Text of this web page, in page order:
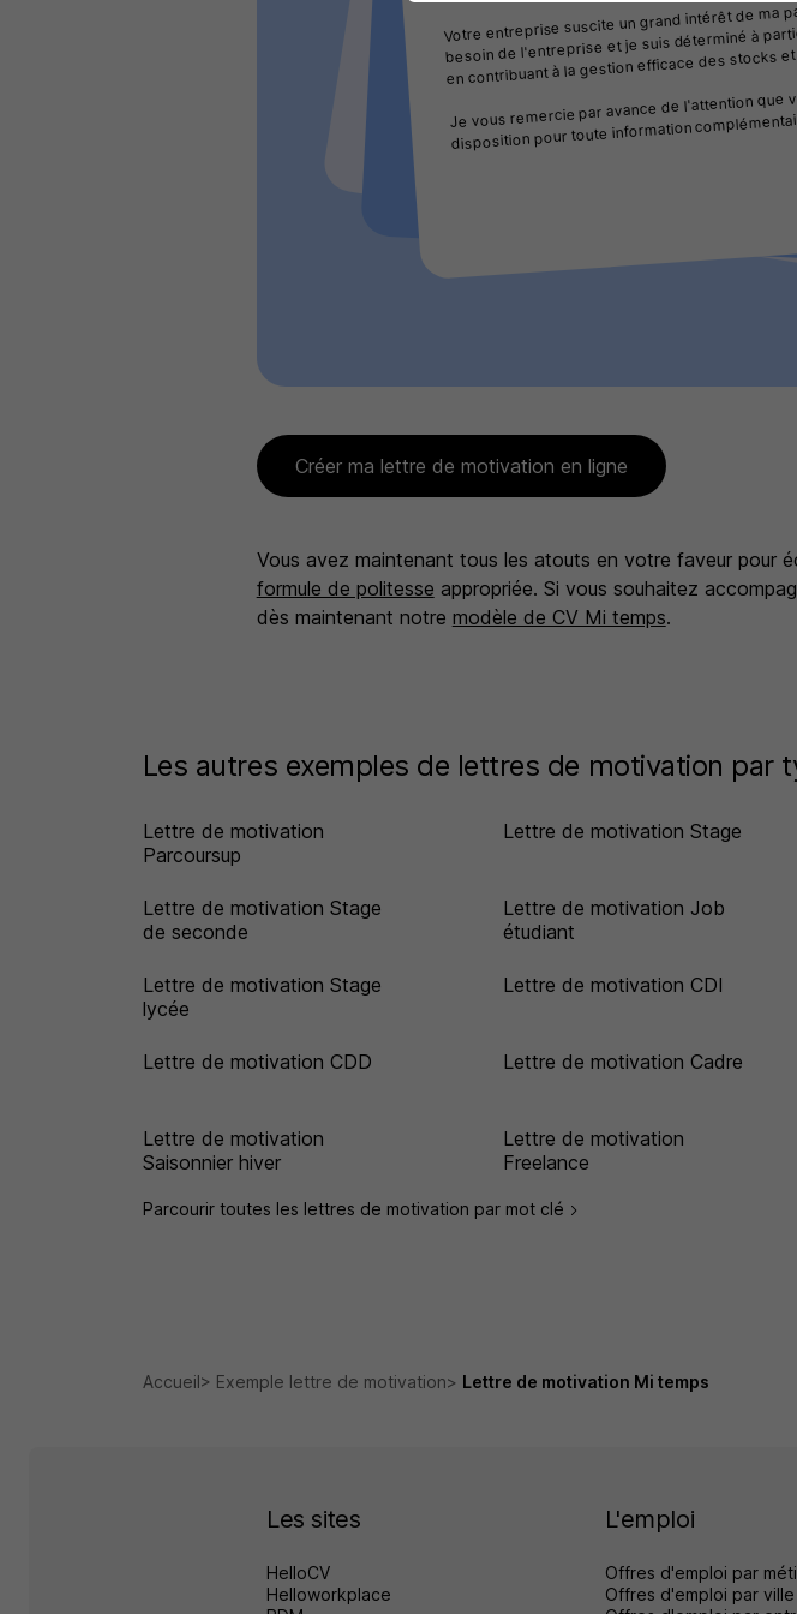
besoin de l'entreprise et je suis déterminé à
en contribuant à la gestion efficace des stocks
Je vous remercie par avance de l'attention
disposition pour toute information
Créer ma lettre de motivation en ligne
Vous avez maintenant tous les atouts en votre faveur pour
formule de politesse appropriée. Si vous souhaitez
dès maintenant notre modèle de CV Mi temps.
Les autres exemples de lettres de motivation par
Lettre de motivation
Parcoursup
Lettre de motivation Stage
Lettre de motivation Stage
de seconde
Lettre de motivation Job
étudiant
Lettre de motivation Stage
lycée
Lettre de motivation CDI
Lettre de motivation CDD Lettre de motivation Cadre
Lettre de motivation
Saisonnier hiver
Lettre de motivation
Freelance
Parcourir toutes les lettres de motivation par mot clé
Accueil Exemple lettre de motivation Lettre de motivation Mi temps
Les sites
HelloCV
Helloworkplace
L'emploi
Offres d'emploi par
Offres d'emploi par ville